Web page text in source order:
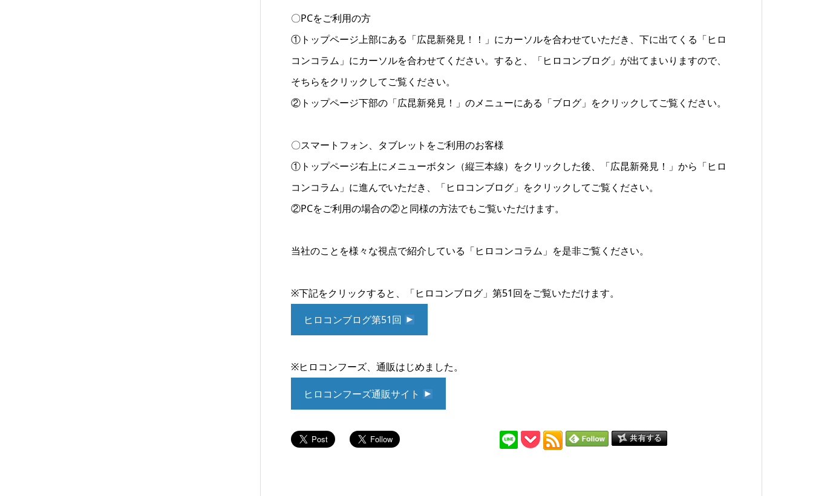
〇PCをご利用の方
①トップページ上部にある「広昆新発見！！」にカーソルを合わせていただき、下に出てくる「ヒロ
コンコラム」にカーソルを合わせてください。すると、「ヒロコンブログ」が出てまいりますので、
そちらをクリックしてご覧ください。
②トップページ下部の「広昆新発見！」のメニューにある「ブログ」をクリックしてご覧ください。
〇スマートフォン、タブレットをご利用のお客様
①トップページ右上にメニューボタン（縦三本線）をクリックした後、「広昆新発見！」から「ヒロ
コンコラム」に進んでいただき、「ヒロコンブログ」をクリックしてご覧ください。
②PCをご利用の場合の②と同様の方法でもご覧いただけます。
当社のことを様々な視点で紹介している「ヒロコンコラム」を是非ご覧ください。
※下記をクリックすると、「ヒロコンブログ」第51回をご覧いただけます。
ヒロコンブログ第51回
※ヒロコンフーズ、通販はじめました。
ヒロコンフーズ通販サイト